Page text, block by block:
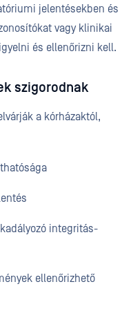
jelentésekben és
vagy klinikai
és ellenőrizni kell.
szigorodnak
a kórházaktól,
integritás-
ellenőrizhető